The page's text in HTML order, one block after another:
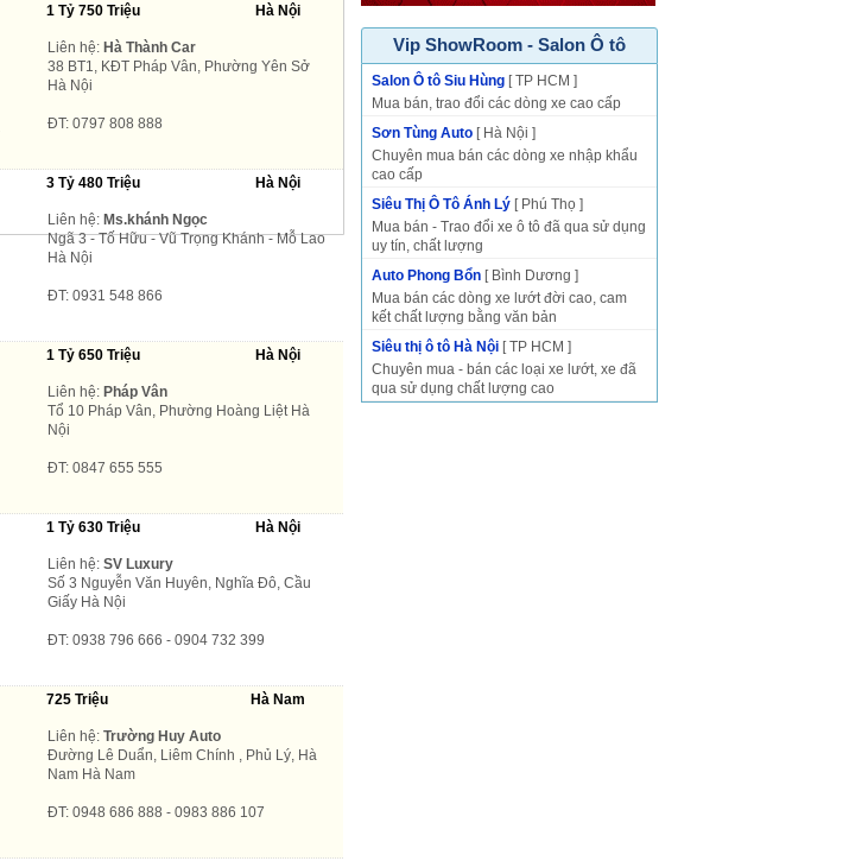
1 Tỷ 750 Triệu Hà Nội
Liên hệ: Hà Thành Car
38 BT1, KĐT Pháp Vân, Phường Yên Sở
Hà Nội
ĐT: 0797 808 888
3 Tỷ 480 Triệu Hà Nội
Liên hệ: Ms.khánh Ngọc
Ngã 3 - Tố Hữu - Vũ Trọng Khánh - Mỗ Lao
Hà Nội
ĐT: 0931 548 866
1 Tỷ 650 Triệu Hà Nội
Liên hệ: Pháp Vân
Tổ 10 Pháp Vân, Phường Hoàng Liệt Hà
Nội
ĐT: 0847 655 555
1 Tỷ 630 Triệu Hà Nội
Liên hệ: SV Luxury
Số 3 Nguyễn Văn Huyên, Nghĩa Đô, Cầu
Giấy Hà Nội
ĐT: 0938 796 666 - 0904 732 399
725 Triệu Hà Nam
Liên hệ: Trường Huy Auto
Đường Lê Duẩn, Liêm Chính , Phủ Lý, Hà
Nam Hà Nam
ĐT: 0948 686 888 - 0983 886 107
Vip ShowRoom - Salon Ô tô
Salon Ô tô Siu Hùng [ TP HCM ]
Mua bán, trao đổi các dòng xe cao cấp
Sơn Tùng Auto [ Hà Nội ]
Chuyên mua bán các dòng xe nhập khẩu
cao cấp
Siêu Thị Ô Tô Ánh Lý [ Phú Thọ ]
Mua bán - Trao đổi xe ô tô đã qua sử dụng
uy tín, chất lượng
Auto Phong Bổn [ Bình Dương ]
Mua bán các dòng xe lướt đời cao, cam
kết chất lượng bằng văn bản
Siêu thị ô tô Hà Nội [ TP HCM ]
Chuyên mua - bán các loại xe lướt, xe đã
qua sử dụng chất lượng cao